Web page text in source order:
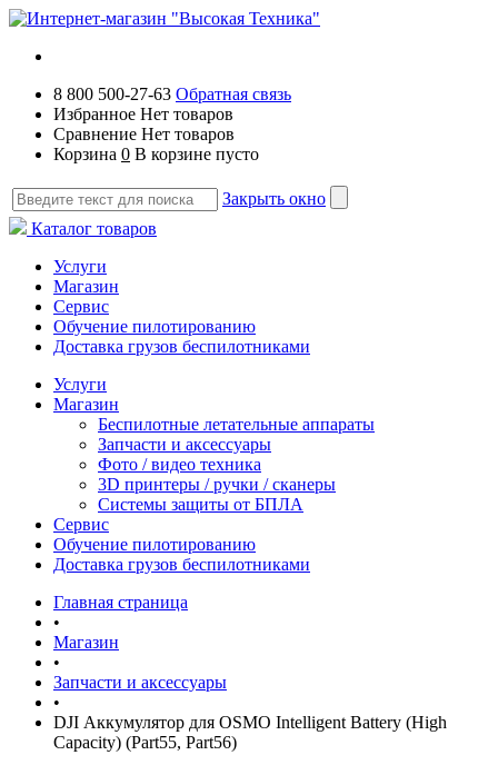
8 800 500-27-63 Обратная связь
Избранное Нет товаров
Сравнение Нет товаров
Корзина 0 В корзине пусто
Закрыть окно
Каталог товаров
Услуги
Магазин
Сервис
Обучение пилотированию
Доставка грузов беспилотниками
Услуги
Магазин
Беспилотные летательные аппараты
Запчасти и аксессуары
Фото / видео техника
3D принтеры / ручки / сканеры
Системы защиты от БПЛА
Сервис
Обучение пилотированию
Доставка грузов беспилотниками
Главная страница
•
Магазин
•
Запчасти и аксессуары
•
DJI Аккумулятор для OSMO Intelligent Battery (High
Capacity) (Part55, Part56)